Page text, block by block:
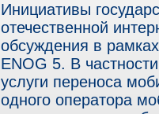
Инициативы
отечественной
обсуждения в
ENOG 5. В
услуги переноса
одного оператора